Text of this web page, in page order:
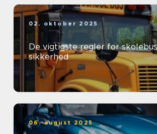
02. oktober 2025
De vigtigste regler for
sikkerhed
06. august 2025